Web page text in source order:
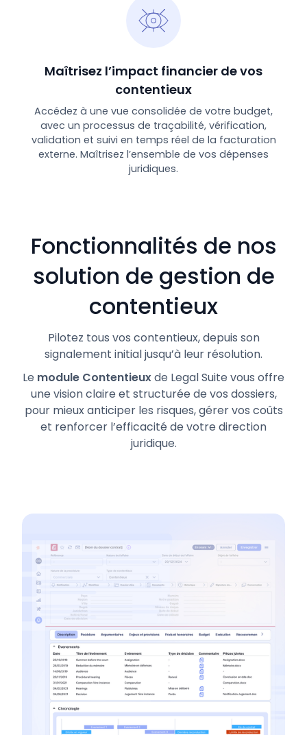
Maîtrisez l’impact financier de vos
contentieux
Accédez à une vue consolidée de votre budget,
avec un processus de traçabilité, vérification,
validation et suivi en temps réel de la facturation
externe. Maîtrisez l’ensemble de vos dépenses
juridiques.
Fonctionnalités de nos
solution de gestion de
contentieux
Pilotez tous vos contentieux, depuis son
signalement initial jusqu’à leur résolution.
Le module Contentieuxde Legal Suite vous offre
une vision claire et structurée de vos dossiers,
pour mieux anticiper les risques, gérer vos coûts
et renforcer l’efficacité de votre direction
juridique.